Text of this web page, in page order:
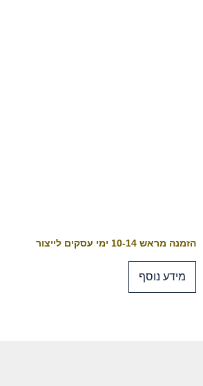
הזמנה מראש 10-14 ימי עסקים לייצור
מידע נוסף